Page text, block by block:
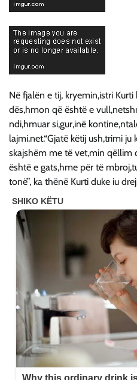
Në fjalën e tij, kryemin,istri
dës,hmon që është e
ndi,hmuar si,gur,inë
lajmi.net.“Gjatë këtij ush,trimi
skajshëm me të vet,min qëllim
është e gats,hme për të
tonë”, ka thënë Kurti duke iu